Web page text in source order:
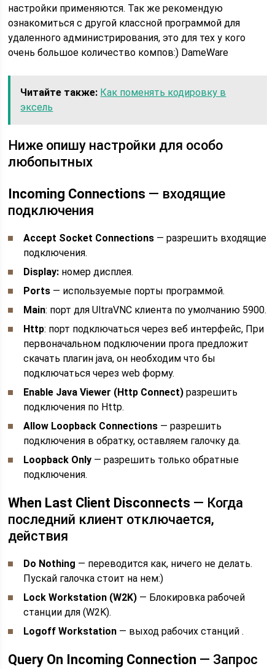
настройки применяются. Так же рекомендую
ознакомиться с другой классной программой для
удаленного администрирования, это для тех у кого
очень большое количество компов:) DameWare
Читайте также: Как поменять кодировку в
эксель
Ниже опишу настройки для особо
любопытных
Incoming Connections — входящие
подключения
Accept Socket Connections — разрешить входящие
подключения.
Display: номер дисплея.
Ports — используемые порты программой.
Main: порт для UltraVNC клиента по умолчанию 5900.
Http: порт подключаться через веб интерфейс, При
первоначальном подключении прога предложит
скачать плагин java, он необходим что бы
подключаться через web форму.
Enable Java Viewer (Http Connect) разрешить
подключения по Http.
Allow Loopback Connections — разрешить
подключения в обратку, оставляем галочку да.
Loopback Only — разрешить только обратные
подключения.
When Last Client Disconnects — Когда
последний клиент отключается,
действия
Do Nothing — переводится как, ничего не делать.
Пускай галочка стоит на нем:)
Lock Workstation (W2K) — Блокировка рабочей
станции для (W2K).
Logoff Workstation — выход рабочих станций .
Query On Incoming Connection — Запрос